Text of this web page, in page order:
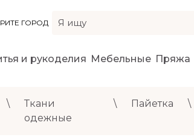
ГОРОД
и рукоделия Мебельные Пряжа
\
Ткани
одежные
\ Пайетка \